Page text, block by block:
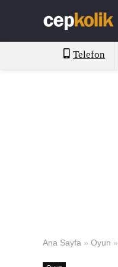
Telefon
Ana Sayfa » Oyun »